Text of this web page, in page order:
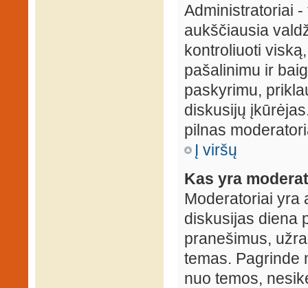
Administratoriai
aukščiausia
kontroliuoti
pašalinimu ir
paskyrimu,
diskusijų
pilnas
Į viršų
Kas yra
Moderatoriai yra
diskusijas diena
pranešimus,
temas. Pagrinde
nuo temos,